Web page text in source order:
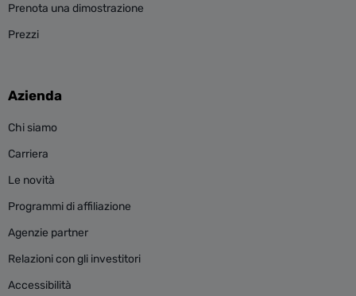
Prenota una dimostrazione
Prezzi
Azienda
Chi siamo
Carriera
Le novità
Programmi di affiliazione
Agenzie partner
Relazioni con gli investitori
Accessibilità